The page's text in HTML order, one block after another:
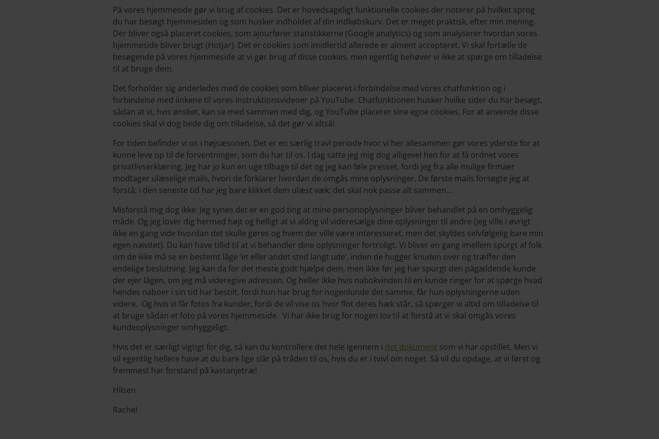
På vores hjemmeside gør vi brug af cookies. Det er hovedsageligt funktionelle cookies der noterer på hvilket sprog
du har besøgt hjemmesiden og som husker indholdet af din indkøbskurv. Det er meget praktisk, efter min mening.
Der bliver også placeret cookies, som ajourfører statistikkerne (Google analytics) og som analyserer hvordan vores
hjemmeside bliver brugt (Hotjar). Det er cookies som imidlertid allerede er alment accepteret. Vi skal fortælle de
besøgende på vores hjemmeside at vi gør brug af disse cookies, men egentlig behøver vi ikke at spørge om tilladelse
til at bruge dem.
Det forholder sig anderledes med de cookies som bliver placeret i forbindelse med vores chatfunktion og i
forbindelse med linkene til vores instruktionsvideoer på YouTube. Chatfunktionen husker hvilke sider du har besøgt,
sådan at vi, hvis ønsket, kan se med sammen med dig, og YouTube placerer sine egne cookies. For at anvende disse
cookies skal vi dog bede dig om tilladelse, så det gør vi altså!
For tiden befinder vi os i højsæsonen. Det er en særlig travl periode hvor vi her allesammen gør vores yderste for at
kunne leve op til de forventninger, som du har til os. I dag satte jeg mig dog alligevel hen for at få ordnet vores
privatlivserklæring. Jeg har jo kun en uge tilbage til det og jeg kan føle presset, fordi jeg fra alle mulige firmaer
modtager ulæselige mails, hvori de forklarer hvordan de omgås mine oplysninger. De første mails forsøgte jeg at
forstå; i den seneste tid har jeg bare klikket dem ulæst væk; det skal nok passe alt sammen…
Misforstå mig dog ikke: Jeg synes det er en god ting at mine personoplysninger bliver behandlet på en omhyggelig
måde. Og jeg lover dig hermed højt og helligt at vi aldrig vil videresælge dine oplysninger til andre (jeg ville i øvrigt
ikke en gang vide hvordan det skulle gøres og hvem der ville være interesseret, men det skyldes selvfølgelig bare min
egen naivitet). Du kan have tillid til at vi behandler dine oplysninger fortroligt. Vi bliver en gang imellem spurgt af folk
om de ikke må se en bestemt låge ‘et eller andet sted langt ude’, inden de hugger knuden over og træffer den
endelige beslutning. Jeg kan da for det meste godt hjælpe dem, men ikke før jeg har spurgt den pågældende kunde
der ejer lågen, om jeg må videregive adressen. Og heller ikke hvis nabokvinden til en kunde ringer for at spørge hvad
hendes naboer i sin tid har bestilt, fordi hun har brug for nogenlunde det samme, får hun oplysningerne uden
videre. Og hvis vi får fotos fra kunder, fordi de vil vise os hvor flot deres hæk står, så spørger vi altid om tilladelse til
at bruge sådan et foto på vores hjemmeside. Vi har ikke brug for nogen lov til at forstå at vi skal omgås vores
kundeoplysninger omhyggeligt.
Hvis det er særligt vigtigt for dig, så kan du kontrollere det hele igennem i det dokument som vi har opstillet. Men vi
vil egentlig hellere have at du bare lige slår på tråden til os, hvis du er i tvivl om noget. Så vil du opdage, at vi først og
fremmest har forstand på kastanjetræ!
Hilsen
Rachel